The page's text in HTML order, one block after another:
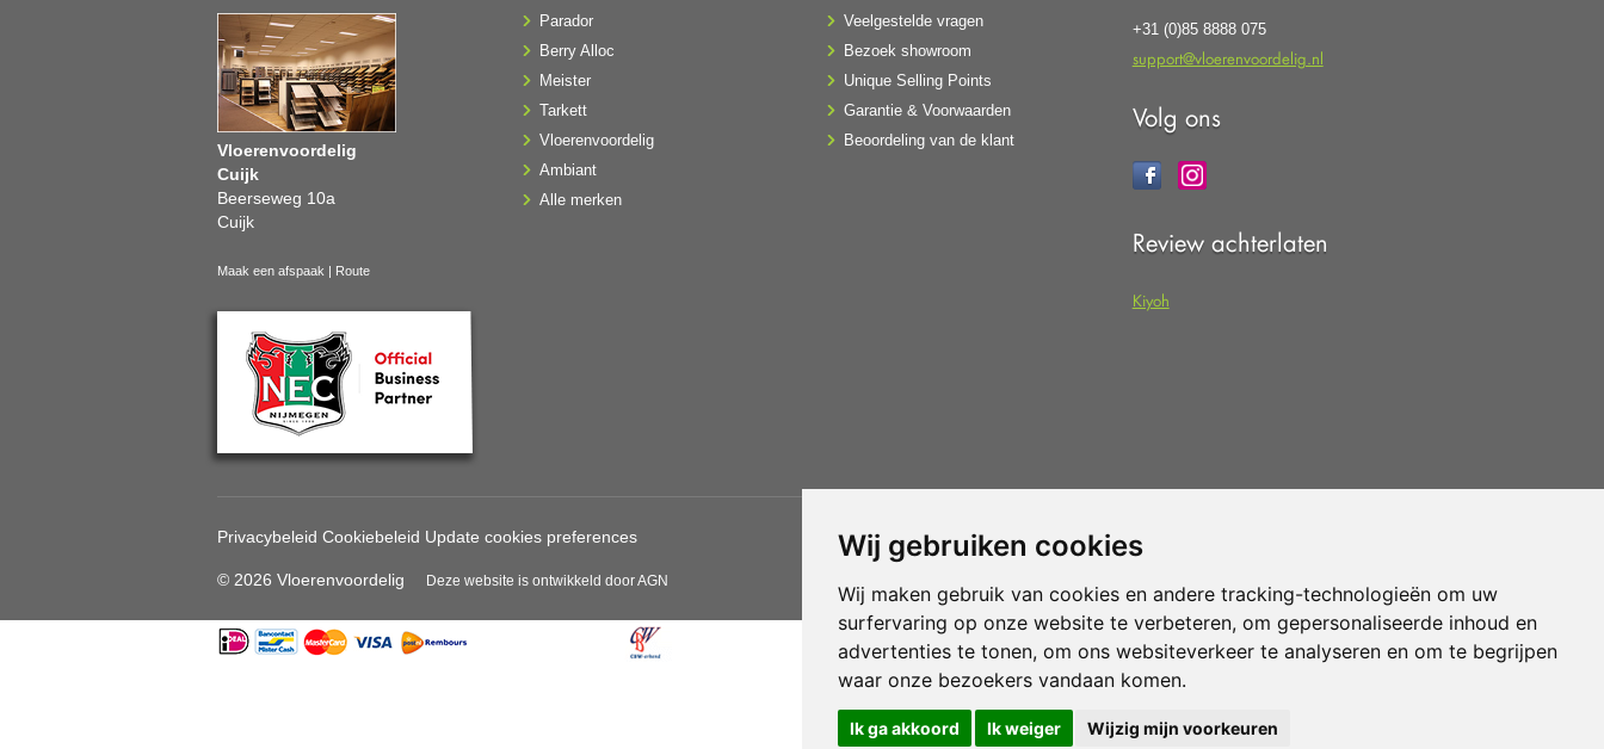
Wij gebruiken cookies
Wij maken gebruik van cookies en andere tracking-technologieën om uw
surfervaring op onze website te verbeteren, om gepersonaliseerde inhoud en
advertenties te tonen, om ons websiteverkeer te analyseren en om te begrijpen
waar onze bezoekers vandaan komen.
Ik ga akkoord Ik weiger Wijzig mijn voorkeuren
Vloerenvoordelig
Cuijk
Beerseweg 10a
Cuijk
Maak een afspaak Route
Parador
Berry Alloc
Meister
Tarkett
Vloerenvoordelig
Ambiant
Alle merken
Veelgestelde vragen
Bezoek showroom
Unique Selling Points
Garantie & Voorwaarden
Beoordeling van de klant
+31 (0)85 8888 075
support@vloerenvoordelig.nl
Volg ons
Review achterlaten
Kiyoh
Privacybeleid Cookiebeleid Update cookies preferences
© 2026 Vloerenvoordelig Deze website is ontwikkeld door AGN
Gebruik van deze site betekent dat u dealgemene voorwaarden
Vloerenvoordelig.nl is een onderdeel van